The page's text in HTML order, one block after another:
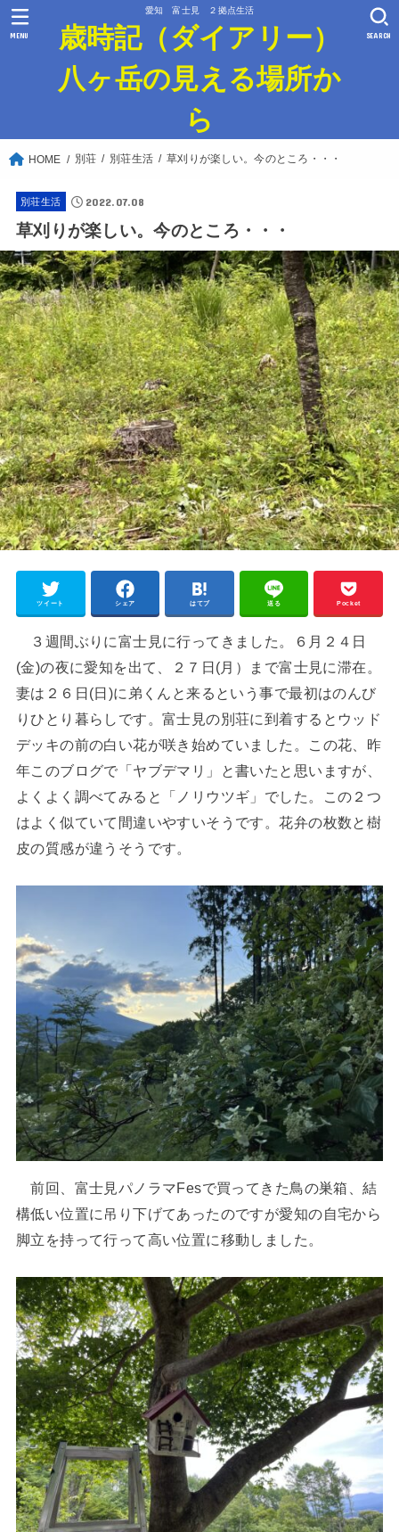
愛知 富士見 ２拠点生活
歳時記（ダイアリー）
八ヶ岳の見える場所か
ら
SEARCH
MENU
HOME 別荘 別荘生活 草刈りが楽しい。今のところ・・・
別荘生活 2022.07.08
草刈りが楽しい。今のところ・・・
ツイート シェア はてブ 送る Pocket
３週間ぶりに富士見に行ってきました。６月２４日
(金)の夜に愛知を出て、２７日(月）まで富士見に滞在。
妻は２６日(日)に弟くんと来るという事で最初はのんび
りひとり暮らしです。富士見の別荘に到着するとウッド
デッキの前の白い花が咲き始めていました。この花、昨
年このブログで「ヤブデマリ」と書いたと思いますが、
よくよく調べてみると「ノリウツギ」でした。この２つ
はよく似ていて間違いやすいそうです。花弁の枚数と樹
皮の質感が違うそうです。
前回、富士見パノラマFesで買ってきた鳥の巣箱、結
構低い位置に吊り下げてあったのですが愛知の自宅から
脚立を持って行って高い位置に移動しました。